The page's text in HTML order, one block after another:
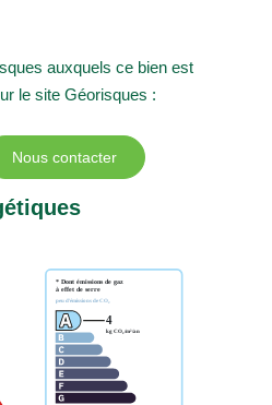
auxquels ce bien est
le site Géorisques :
Nous contacter